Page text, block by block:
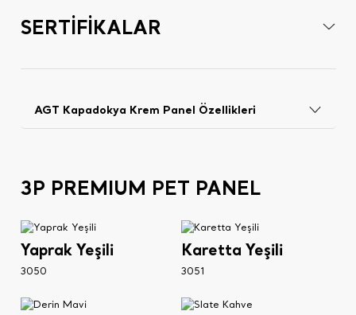
SERTİFİKALAR
AGT Kapadokya Krem Panel Özellikleri
3P PREMIUM PET PANEL
Yaprak Yeşili
3050
Karetta Yeşili
3051